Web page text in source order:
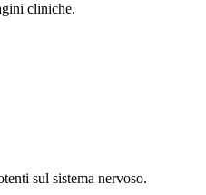
cliniche.
sul sistema nervoso.